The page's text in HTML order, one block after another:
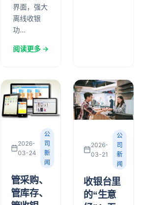
界面，强大
离线收银
功…
阅读更多 →
2026-
03-24
公
司
新
闻
管采购、
管库存、
2026-
03-21
公
司
新
闻
收银台里
的“生意